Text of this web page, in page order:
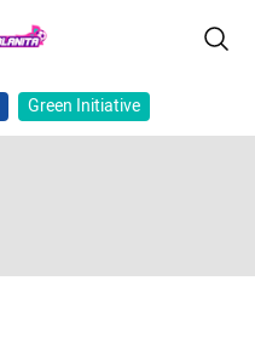
Green Initiative